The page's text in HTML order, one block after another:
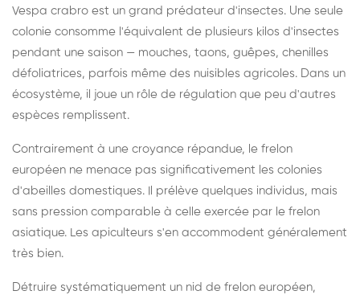
Vespa crabro est un grand prédateur d'insectes. Une seule
colonie consomme l'équivalent de plusieurs kilos d'insectes
pendant une saison — mouches, taons, guêpes, chenilles
défoliatrices, parfois même des nuisibles agricoles. Dans un
écosystème, il joue un rôle de régulation que peu d'autres
espèces remplissent.
Contrairement à une croyance répandue, le frelon
européen ne menace pas significativement les colonies
d'abeilles domestiques. Il prélève quelques individus, mais
sans pression comparable à celle exercée par le frelon
asiatique. Les apiculteurs s'en accommodent généralement
très bien.
Détruire systématiquement un nid de frelon européen,